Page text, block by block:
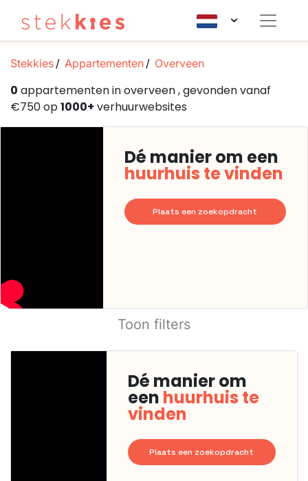
Stekkies Appartementen Overveen
0 appartementen in overveen , gevonden vanaf
€750 op1000+ verhuurwebsites
Dé manier om een
huurhuis te vinden
Plaats een zoekopdracht
Toon filters
Dé manier om
een huurhuis te
vinden
Plaats een zoekopdracht